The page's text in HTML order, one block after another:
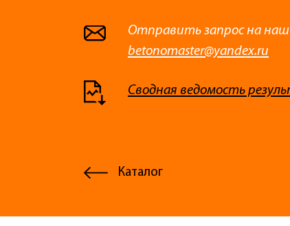
Отправить запрос на
betonomaster@yandex.ru
Сводная ведомость
Каталог